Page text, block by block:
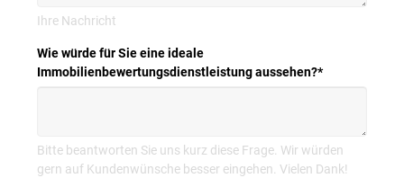
Ihre Nachricht
Wie würde für Sie eine ideale
Immobilienbewertungsdienstleistung aussehen?*
Bitte beantworten Sie uns kurz diese Frage. Wir würden
gern auf Kundenwünsche besser eingehen. Vielen Dank!